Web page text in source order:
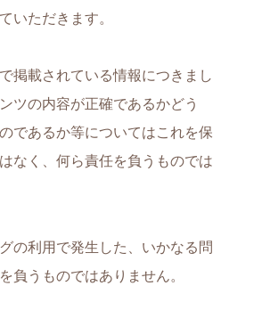
いただきます。
掲載されている情報につきまし
ツの内容が正確であるかどう
であるか等についてはこれを保
なく、何ら責任を負うものでは
の利用で発生した、いかなる問
負うものではありません。